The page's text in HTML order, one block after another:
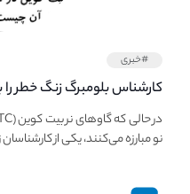
#خبری
کارشناس بلومبرگ زنگ خطر
معرض خطر سقوط بزرگ است
نو مبارزه می‌کنند، یکی از